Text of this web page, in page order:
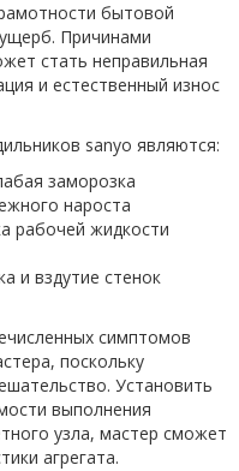
бытовой
Причинами
стать неправильная
и естественный износ
sanyo являются:
заморозка
нароста
рабочей жидкости
и вздутие стенок
симптомов
поскольку
Установить
выполнения
узла, мастер сможет
агрегата.